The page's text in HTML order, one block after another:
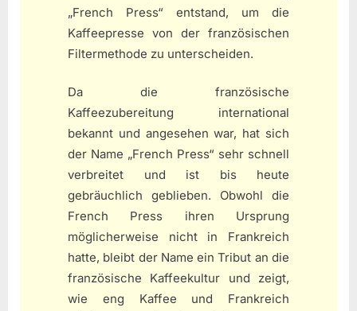
„French Press“ entstand, um die
Kaffeepresse von der französischen
Filtermethode zu unterscheiden.
Da die französische
Kaffeezubereitung international
bekannt und angesehen war, hat sich
der Name „French Press“ sehr schnell
verbreitet und ist bis heute
gebräuchlich geblieben. Obwohl die
French Press ihren Ursprung
möglicherweise nicht in Frankreich
hatte, bleibt der Name ein Tribut an die
französische Kaffeekultur und zeigt,
wie eng Kaffee und Frankreich